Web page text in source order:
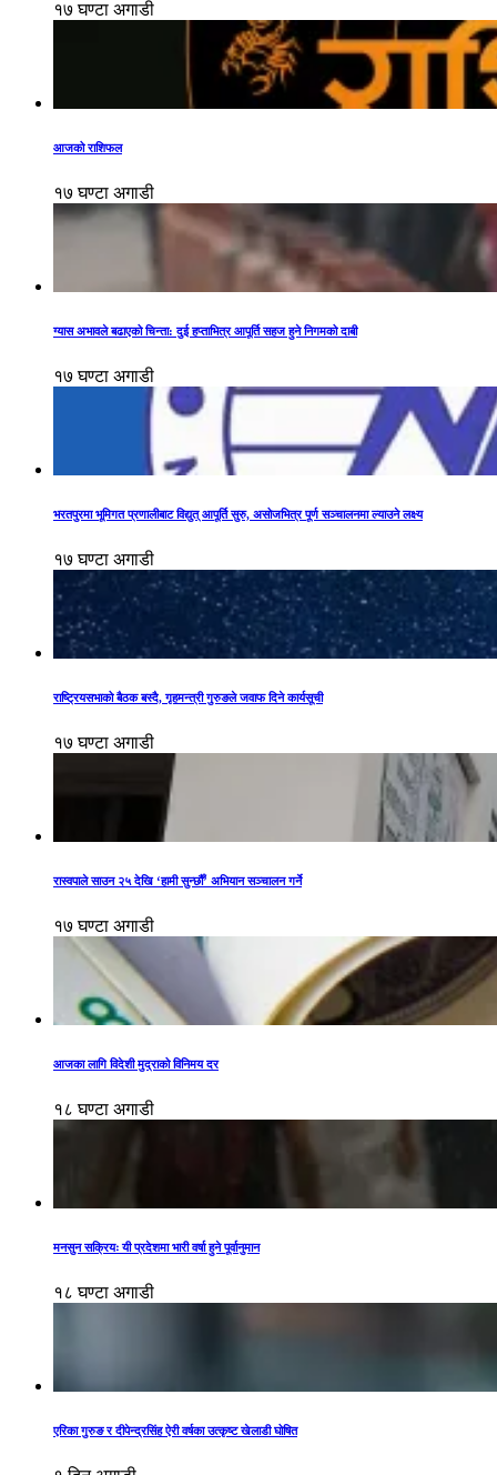
१७ घण्टा अगाडी
आजको राशिफल
१७ घण्टा अगाडी
ग्यास अभावले बढाएको चिन्ता: दुई हप्ताभित्र आपूर्ति सहज हुने निगमको दाबी
१७ घण्टा अगाडी
भरतपुरमा भूमिगत प्रणालीबाट विद्युत् आपूर्ति सुरु, असोजभित्र पूर्ण सञ्चालनमा ल्याउने लक्ष्य
१७ घण्टा अगाडी
राष्ट्रियसभाको बैठक बस्दै, गृहमन्त्री गुरुङले जवाफ दिने कार्यसूची
१७ घण्टा अगाडी
रास्वपाले साउन २५ देखि ‘हामी सुन्छौँ’ अभियान सञ्चालन गर्ने
१७ घण्टा अगाडी
आजका लागि विदेशी मुद्राको विनिमय दर
१८ घण्टा अगाडी
मनसुन सक्रियः यी प्रदेशमा भारी वर्षा हुने पूर्वानुमान
१८ घण्टा अगाडी
एरिका गुरुङ र दीपेन्द्रसिंह ऐरी वर्षका उत्कृष्ट खेलाडी घोषित